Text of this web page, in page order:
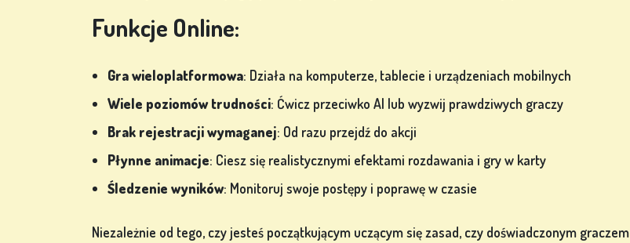
Funkcje Online:
Gra wieloplatformowa: Działa na komputerze, tablecie i urządzeniach mobilnych
Wiele poziomów trudności: Ćwicz przeciwko AI lub wyzwij prawdziwych graczy
Brak rejestracji wymaganej: Od razu przejdź do akcji
Płynne animacje: Ciesz się realistycznymi efektami rozdawania i gry w karty
Śledzenie wyników: Monitoruj swoje postępy i poprawę w czasie
Niezależnie od tego, czy jesteś początkującym uczącym się zasad, czy doświadczonym graczem